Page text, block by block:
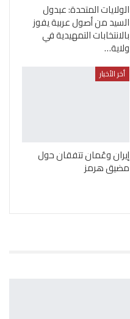
الولايات المتحدة: عبدول
السيد من أصول عربية يفوز
بالانتخابات التمهيدية في
ولاية…
أخر الأخبار
إيران وعُمان تتفقان حول
مضيق هرمز